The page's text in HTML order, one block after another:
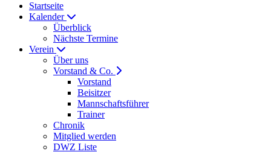
Startseite
Kalender
Überblick
Nächste Termine
Verein
Über uns
Vorstand & Co.
Vorstand
Beisitzer
Mannschaftsführer
Trainer
Chronik
Mitglied werden
DWZ Liste